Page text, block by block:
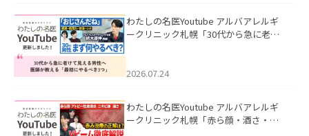
わたしの名医Youtube アルバアレルギ
ークリニック札幌「30代から急に老け
た。
2026.07.24
わたしの名医Youtube アルバアレルギ
ークリニック札幌「赤ら顔・酒さ・ニ